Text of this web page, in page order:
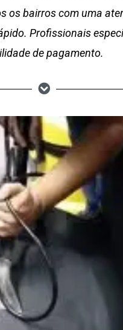
os bairros com uma
Profissionais
de pagamento.